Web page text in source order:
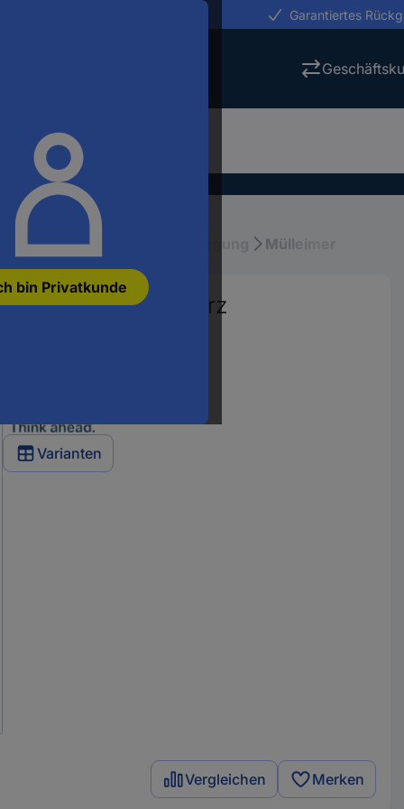
bin Privatkunde
Garantiertes
Mülleimer
l Kunststoff Schwarz
Varianten
Vergleichen Merken